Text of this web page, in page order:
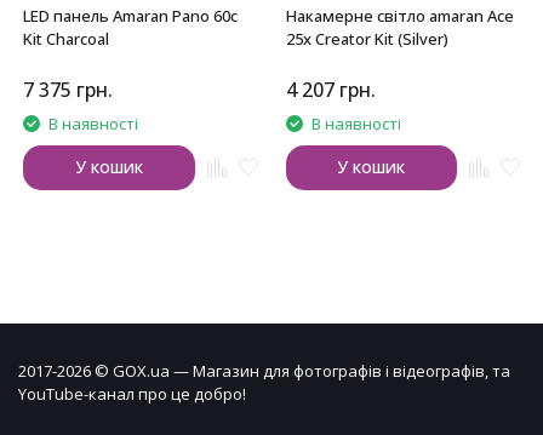
LED панель Amaran Pano 60c
Kit Charcoal
7 375 грн.
В наявності
У кошик
Накамерне світло amaran Ace
25x Creator Kit (Silver)
4 207 грн.
В наявності
У кошик
2017-2026 © GOX.ua — Магазин для фотографів і відеографів, та
YouTube-канал про це добро!